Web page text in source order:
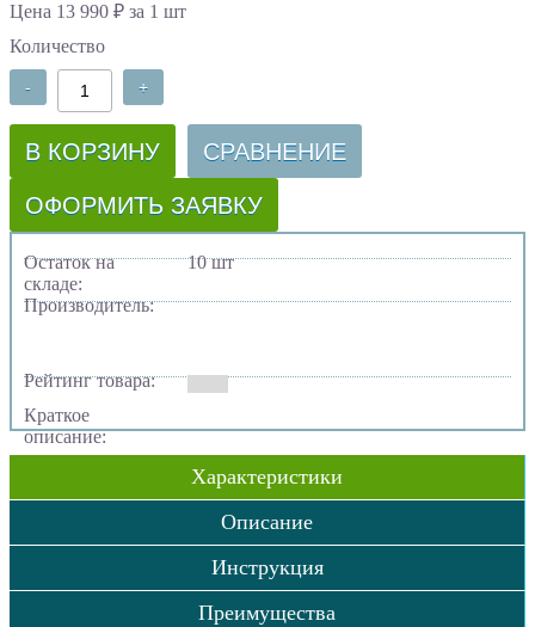
Цена 13 990 ₽ за 1 шт
Количество
- +
В КОРЗИНУ СРАВНЕНИЕ
ОФОРМИТЬ ЗАЯВКУ
Остаток на
складе:
10 шт
Производитель:
Рейтинг товара:
Краткое
описание:
Характеристики
Описание
Инструкция
Преимущества